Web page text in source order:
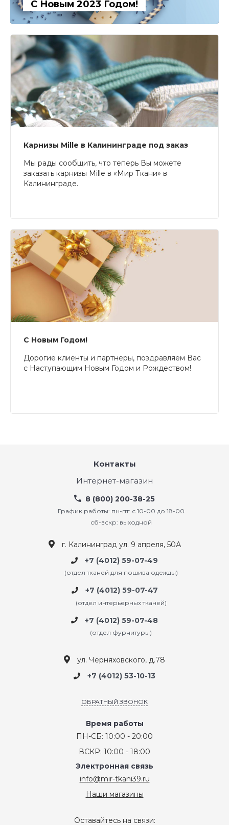
С Новым 2023 Годом!
Карнизы Mille в Калининграде под заказ
Мы рады сообщить, что теперь Вы можете
заказать карнизы Mille в «Мир Ткани» в
Калининграде.
С Новым Годом!
Дорогие клиенты и партнеры, поздравляем Вас
с Наступающим Новым Годом и Рождеством!
Контакты
Интернет-магазин
8 (800) 200-38-25
График работы: пн-пт: с 10-00 до 18-00
сб-вскр: выходной
г. Калининград ул. 9 апреля, 50А
+7 (4012) 59-07-49
(отдел тканей для пошива одежды)
+7 (4012) 59-07-47
(отдел интерьерных тканей)
+7 (4012) 59-07-48
(отдел фурнитуры)
ул. Черняховского, д.78
+7 (4012) 53-10-13
ОБРАТНЫЙ ЗВОНОК
Время работы
ПН-СБ: 10:00 - 20:00
ВСКР: 10:00 - 18:00
Электронная связь
info@mir-tkani39.ru
Наши магазины
Оставайтесь на связи: